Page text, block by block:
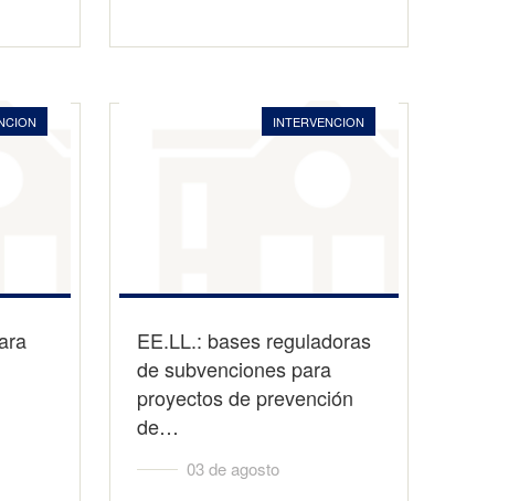
INTERVENCION
EE.LL.: bases reguladoras
de subvenciones para
proyectos de prevención
de…
03 de agosto